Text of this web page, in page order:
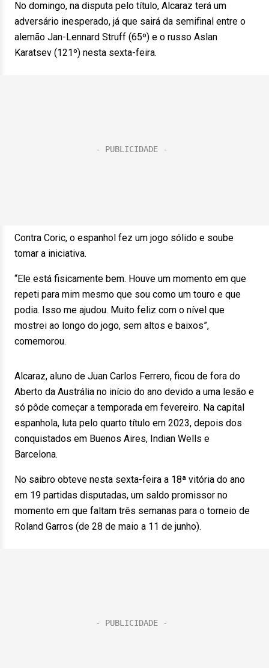
No domingo, na disputa pelo título, Alcaraz terá um
adversário inesperado, já que sairá da semifinal entre o
alemão Jan-Lennard Struff (65º) e o russo Aslan
Karatsev (121º) nesta sexta-feira.
Contra Coric, o espanhol fez um jogo sólido e soube
tomar a iniciativa.
“Ele está fisicamente bem. Houve um momento em que
repeti para mim mesmo que sou como um touro e que
podia. Isso me ajudou. Muito feliz com o nível que
mostrei ao longo do jogo, sem altos e baixos”,
comemorou.
Alcaraz, aluno de Juan Carlos Ferrero, ficou de fora do
Aberto da Austrália no início do ano devido a uma lesão e
só pôde começar a temporada em fevereiro. Na capital
espanhola, luta pelo quarto título em 2023, depois dos
conquistados em Buenos Aires, Indian Wells e
Barcelona.
No saibro obteve nesta sexta-feira a 18ª vitória do ano
em 19 partidas disputadas, um saldo promissor no
momento em que faltam três semanas para o torneio de
Roland Garros (de 28 de maio a 11 de junho).